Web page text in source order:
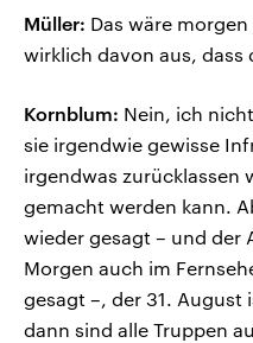
Müller: Das wäre
wirklich davon aus, dass
Kornblum: Nein, ich
sie irgendwie gewisse
irgendwas zurücklassen
gemacht werden kann.
wieder gesagt – und der
Morgen auch im
gesagt –, der 31. August
dann sind alle Truppen